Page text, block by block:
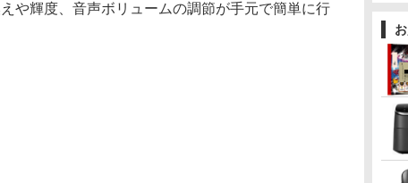
や輝度、音声ボリュームの調節が手元で簡単に行